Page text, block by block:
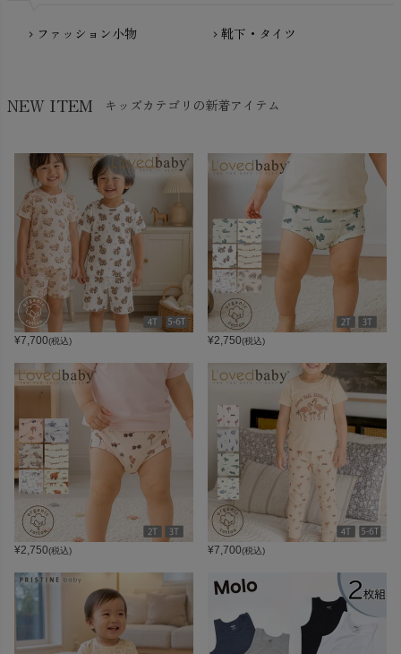
chevron_right ファッション小物 chevron_right 靴下・タイツ
NEW ITEM キッズカテゴリの新着アイテム
¥7,700(税込) ¥2,750(税込)
¥2,750(税込) ¥7,700(税込)